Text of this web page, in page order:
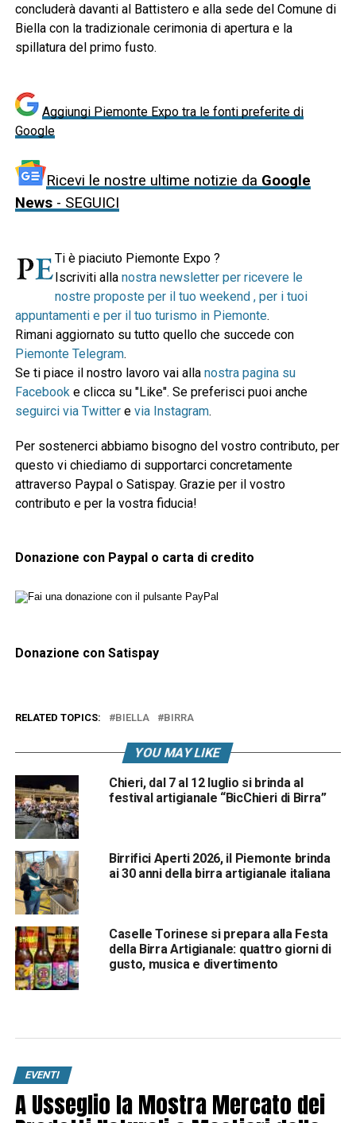
concluderà davanti al Battistero e alla sede del Comune di
Biella con la tradizionale cerimonia di apertura e la
spillatura del primo fusto.
Aggiungi Piemonte Expo tra le fonti preferite di
Google
Ricevi le nostre ultime notizie da Google
News- SEGUICI
Ti è piaciuto Piemonte Expo ?
Iscriviti alla nostra newsletter per ricevere le
nostre proposte per il tuo weekend , per i tuoi
appuntamenti e per il tuo turismo in Piemonte.
Rimani aggiornato su tutto quello che succede con
Piemonte Telegram.
Se ti piace il nostro lavoro vai alla nostra pagina su
Facebooke clicca su "Like". Se preferisci puoi anche
seguirci via Twittere via Instagram.
Per sostenerci abbiamo bisogno del vostro contributo, per
questo vi chiediamo di supportarci concretamente
attraverso Paypal o Satispay. Grazie per il vostro
contributo e per la vostra fiducia!
Donazione con Paypal o carta di credito
Donazione con Satispay
RELATED TOPICS: BIELLA BIRRA
YOU MAY LIKE
Chieri, dal 7 al 12 luglio si brinda al
festival artigianale “BicChieri di Birra”
Birrifici Aperti 2026, il Piemonte brinda
ai 30 anni della birra artigianale italiana
Caselle Torinese si prepara alla Festa
della Birra Artigianale: quattro giorni di
gusto, musica e divertimento
EVENTI
A Usseglio la Mostra Mercato dei